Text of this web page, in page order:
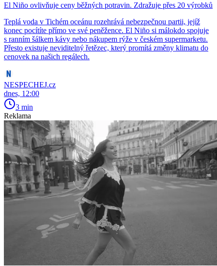
El Niño ovlivňuje ceny běžných potravin. Zdražuje přes 20 výrobků
Teplá voda v Tichém oceánu rozehrává nebezpečnou partii, jejíž
konec pocítíte přímo ve své peněžence. El Niño si málokdo spojuje
s ranním šálkem kávy nebo nákupem rýže v českém supermarketu.
Přesto existuje neviditelný řetězec, který promítá změny klimatu do
cenovek na našich regálech.
NESPECHEJ.cz
dnes, 12:00
3 min
Reklama